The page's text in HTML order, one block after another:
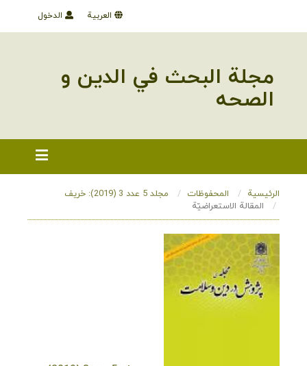
الدخول العربية
مجلة البحث في الدین و
الصحه
الرئيسية المحفوظات
مجلد 5 عدد 3 (2019): خریف
المقالة الاستعراضيّة